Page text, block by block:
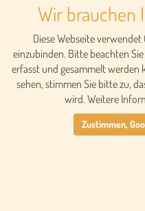
Wir brauchen
Diese Webseite
einzubinden. Bitte beachten
erfasst und gesammelt werden
sehen, stimmen Sie bitte zu,
wird. Weitere